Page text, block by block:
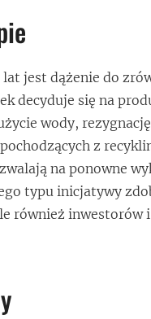
jest dążenie do
decyduje się na
wody,
z
na ponowne
typu inicjatywy
również inwestorów